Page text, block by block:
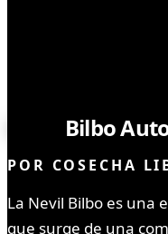
Bilbo
POR COSECHA
La Nevil Bilbo es una
que surge de una